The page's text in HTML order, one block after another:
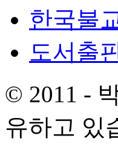
한국불
도서출
© 2011 -
유하고 있